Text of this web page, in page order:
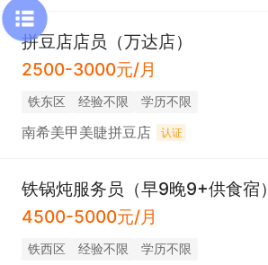
拼豆店店员（万达店）
2500-3000元/月
铁东区 经验不限 学历不限
南希美甲美睫拼豆店 认证
铁锅炖服务员（早9晚9+供食宿）
4500-5000元/月
铁西区 经验不限 学历不限